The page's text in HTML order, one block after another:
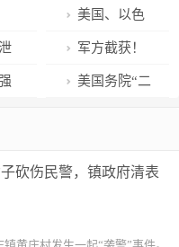
胎两天选总
理，下一个英
拉？丨一撇一
”
美国、以色
列：感谢埃
及！
军方截获！
船上载有3吨
美国务院“二
在多个涉华议
砍伤民警，镇政府清表